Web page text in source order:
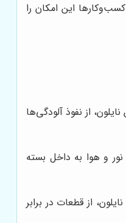
این امکان را
از نفوذ آلودگی‌ها
و هوا به داخل بسته
از قطعات در برابر